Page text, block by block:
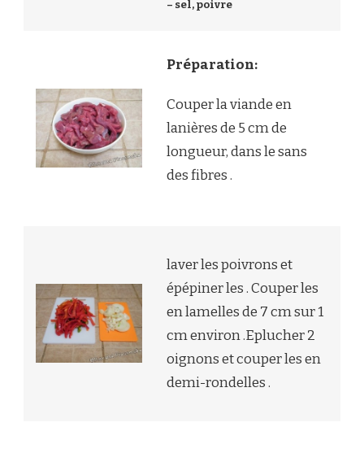
– sel, poivre
Préparation:
Couper la viande en
lanières de 5 cm de
longueur, dans le sans
des fibres .
laver les poivrons et
épépiner les . Couper les
en lamelles de 7 cm sur 1
cm environ .Eplucher 2
oignons et couper les en
demi-rondelles .